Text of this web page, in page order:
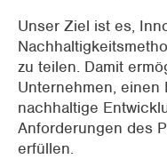
Unser Ziel ist es,
zu teilen. Damit
Unternehmen,
nachhaltige
Anforderungen des
erfüllen.